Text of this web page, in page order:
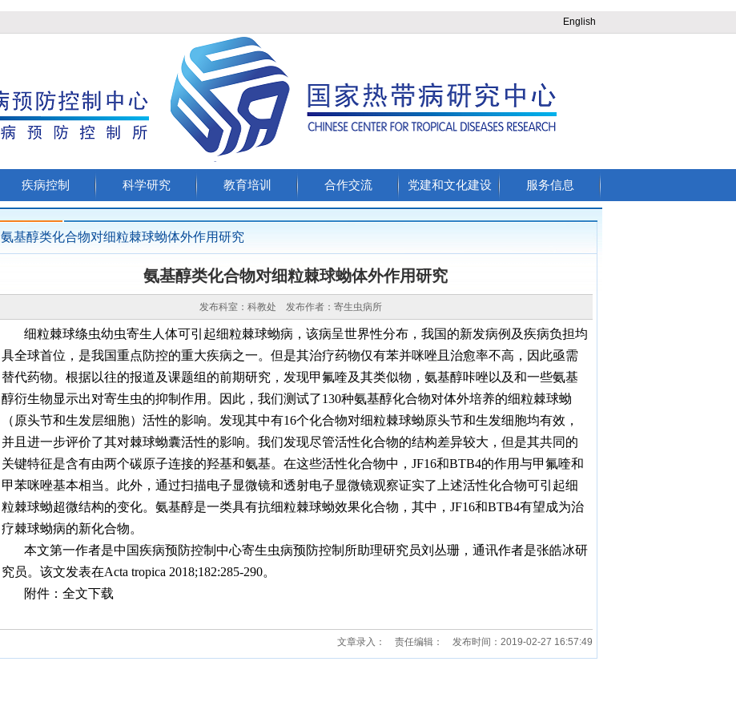
English
疾病控制 科学研究 教育培训 合作交流 党建和文化建设 服务信息
氨基醇类化合物对细粒棘球蚴体外作用研究
氨基醇类化合物对细粒棘球蚴体外作用研究
发布科室：科教处 发布作者：寄生虫病所
细粒棘球绦虫幼虫寄生人体可引起细粒棘球蚴病，该病呈世界性分布，我国的新发病例及疾病负担均
具全球首位，是我国重点防控的重大疾病之一。但是其治疗药物仅有苯并咪唑且治愈率不高，因此亟需
替代药物。根据以往的报道及课题组的前期研究，发现甲氟喹及其类似物，氨基醇咔唑以及和一些氨基
醇衍生物显示出对寄生虫的抑制作用。因此，我们测试了130种氨基醇化合物对体外培养的细粒棘球蚴
（原头节和生发层细胞）活性的影响。发现其中有16个化合物对细粒棘球蚴原头节和生发细胞均有效，
并且进一步评价了其对棘球蚴囊活性的影响。我们发现尽管活性化合物的结构差异较大，但是其共同的
关键特征是含有由两个碳原子连接的羟基和氨基。在这些活性化合物中， JF16和BTB4的作用与甲氟喹和
甲苯咪唑基本相当。此外，通过扫描电子显微镜和透射电子显微镜观察证实了上述活性化合物可引起细
粒棘球蚴超微结构的变化。氨基醇是一类具有抗细粒棘球蚴效果化合物，其中， JF16和BTB4有望成为治
疗棘球蚴病的新化合物。
本文第一作者是中国疾病预防控制中心寄生虫病预防控制所助理研究员刘丛珊，通讯作者是张皓冰研
究员。该文发表在Acta tropica 2018;182:285-290。
附件： 全文下载
文章录入： 责任编辑： 发布时间：2019-02-27 16:57:49